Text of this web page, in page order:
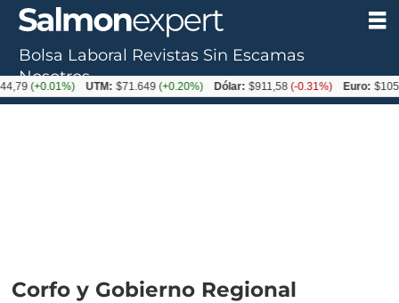
Corfo y Gobierno Regional
Bolsa Laboral Revistas Sin Escamas
Nosotros
UTM: $71.649(+0.20%) Dólar: $911,58(-0.31%) Euro: $1053,36(-